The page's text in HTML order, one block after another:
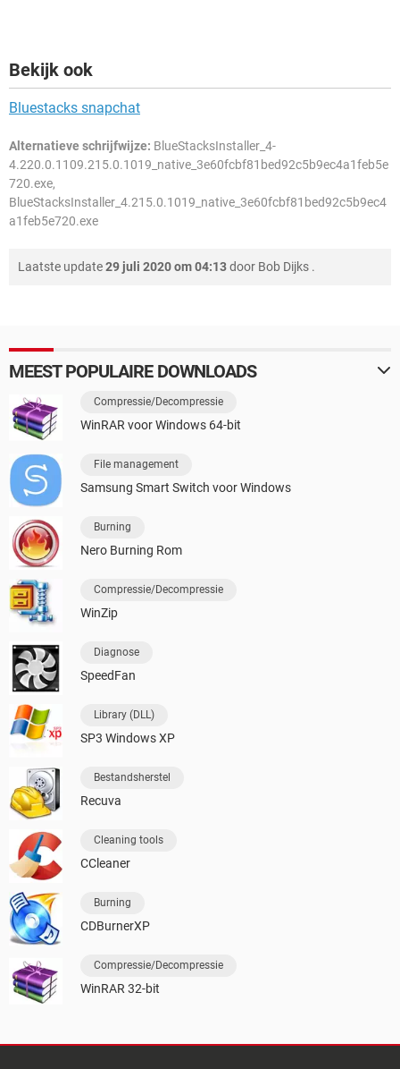
Bekijk ook
Bluestacks snapchat
Alternatieve schrijfwijze: BlueStacksInstaller_4-
4.220.0.1109.215.0.1019_native_3e60fcbf81bed92c5b9ec4a1feb5e
720.exe,
BlueStacksInstaller_4.215.0.1019_native_3e60fcbf81bed92c5b9ec4
a1feb5e720.exe
Laatste update29 juli 2020 om 04:13door Bob Dijks .
MEEST POPULAIRE DOWNLOADS
Compressie/Decompressie
WinRAR voor Windows 64-bit
File management
Samsung Smart Switch voor Windows
Burning
Nero Burning Rom
Compressie/Decompressie
WinZip
Diagnose
SpeedFan
Library (DLL)
SP3 Windows XP
Bestandsherstel
Recuva
Cleaning tools
CCleaner
Burning
CDBurnerXP
Compressie/Decompressie
WinRAR 32-bit